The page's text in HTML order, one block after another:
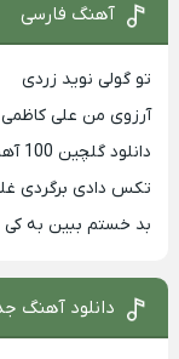
آهنگ فارسی
تو گولی نوید زردی
آرزوی من علی کاظمی
دانلود گلچین 100 آهنگ برتر دهه 90
تکس دادی برگردی
بد خستم ببین به
دانلود آهنگ